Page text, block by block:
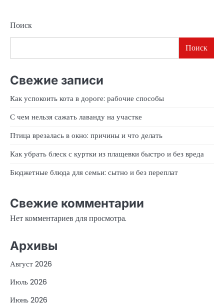
Поиск
Поиск
Свежие записи
Как успокоить кота в дороге: рабочие способы
С чем нельзя сажать лаванду на участке
Птица врезалась в окно: причины и что делать
Как убрать блеск с куртки из плащевки быстро и без вреда
Бюджетные блюда для семьи: сытно и без переплат
Свежие комментарии
Нет комментариев для просмотра.
Архивы
Август 2026
Июль 2026
Июнь 2026